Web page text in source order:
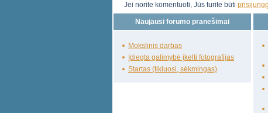
Jei norite komentuoti, Jūs turite būti
Naujausi forumo pranešimai
Mokslinis darbas
Įdiegta galimybė įkelti fotografijas
Startas (tikiuosi, sėkmingas)